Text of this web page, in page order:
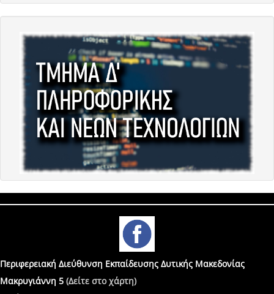
Περιφερειακή Διεύθυνση Εκπαίδευσης Δυτικής Μακεδονίας
Μακρυγιάννη 5 (Δείτε στο χάρτη)